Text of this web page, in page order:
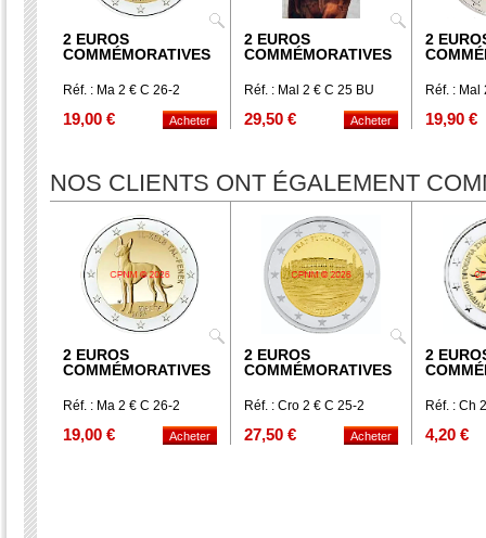
2 EUROS
COMMÉMORATIVES
Réf. : Ma 2 € C 26-2
19,00 €
2 EUROS
COMMÉMORATIVES
Réf. : Mal 2 € C 25 BU
29,50 €
2
Réf. : Mal
19,90 €
NOS CLIENTS ONT ÉGALEMENT
2 EUROS
COMMÉMORATIVES
Réf. : Ma 2 € C 26-2
19,00 €
2 EUROS
COMMÉMORATIVES
Réf. : Cro 2 € C 25-2
27,50 €
2
Réf. : Ch
4,20 €